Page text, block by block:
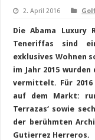
2. April 2016
Die Abama Luxury
Teneriffas sind
exklusives Wohnen
im Jahr 2015
vermittelt. Für
auf dem Markt:
Terrazas‘ sowie
der berühmten
Gutierrez Herreros.